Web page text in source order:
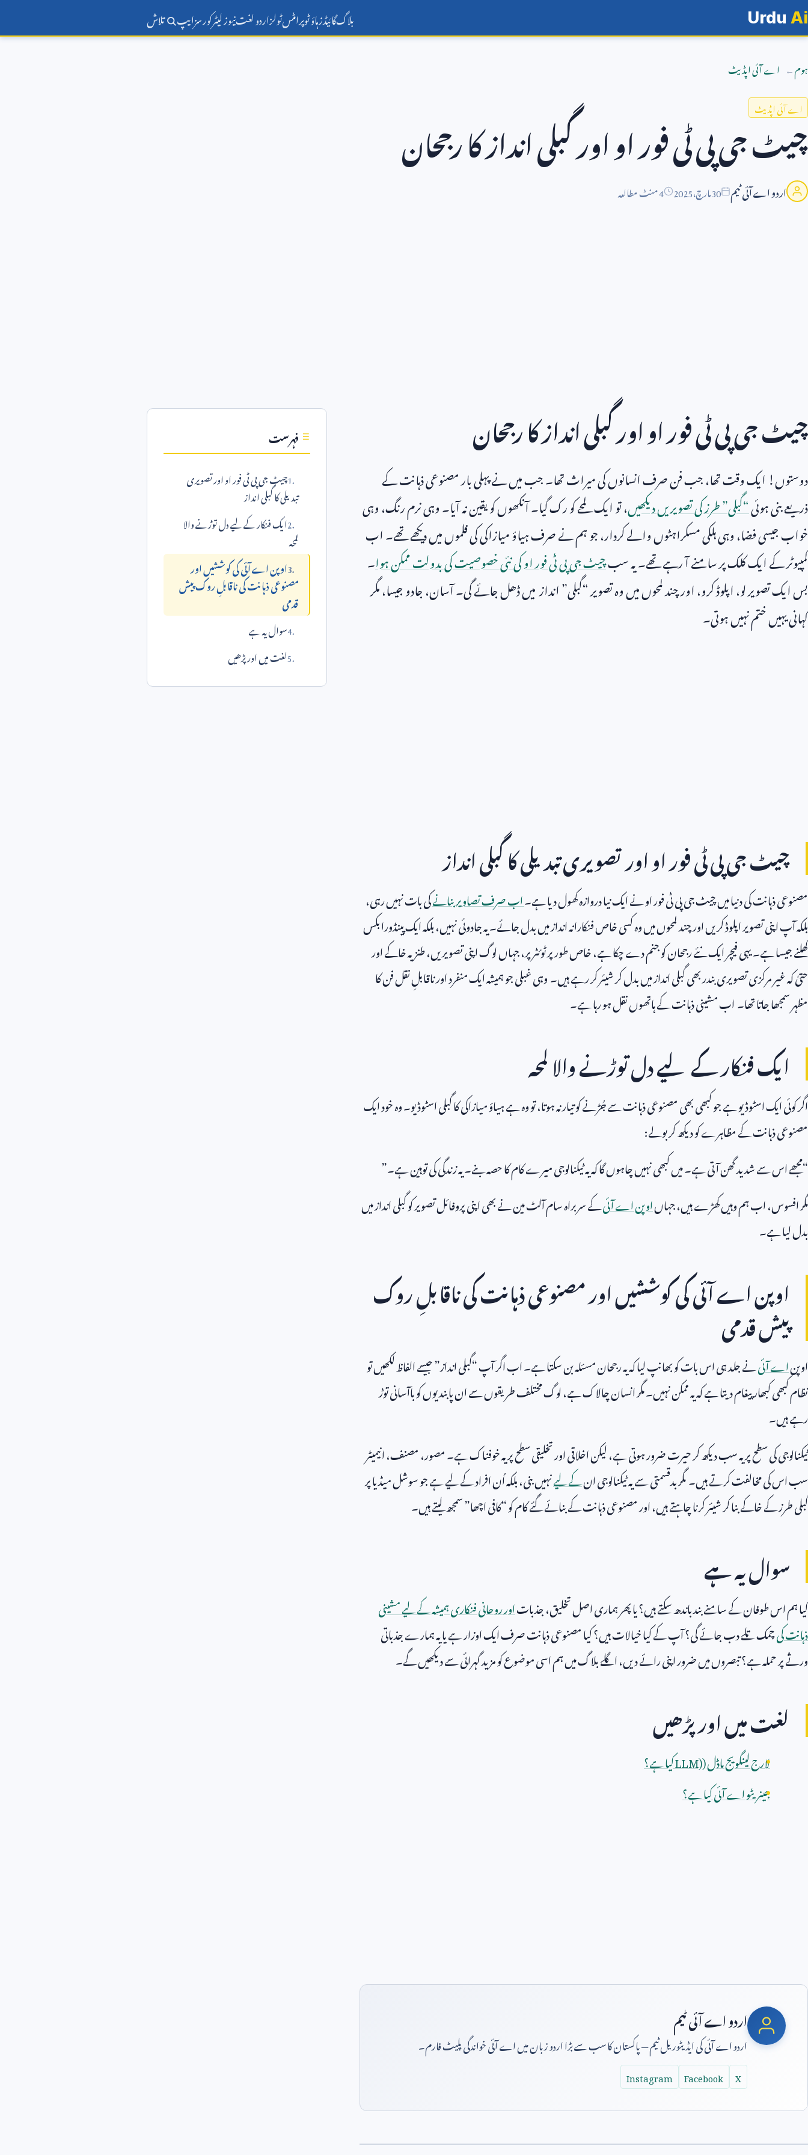
Urdu Ai بلاگگائیڈزہاؤ ٹوپرامٹسٹولزاردو لغتنیوز لیٹرکورسزایپ تلاش
ہوم اے آئی اپڈیٹ
اے آئی اپڈیٹ
چیٹ جی پی ٹی فور او اور گبلی انداز کا رجحان
اردو اے آئی ٹیم 30مارچ،2025 4 منٹ مطالعہ
چیٹ جی پی ٹی فور او اور گبلی انداز کا رجحان
دوستوں! ایک وقت تھا، جب فن صرف انسانوں کی میراث تھا۔ جب میں نے پہلی بار مصنوعی ذہانت کے
ذریعے بنی ہوئی“گبلی” طرز کی تصویریں دیکھیں، تو ایک لمحے کو رک گیا۔ آنکھوں کو یقین نہ آیا۔ وہی نرم رنگ، وہی
خواب جیسی فضا، وہی ہلکی مسکراہٹوں والے کردار، جو ہم نے صرف ہیاؤ میازاکی کی فلموں میں دیکھے تھے۔ اب
کمپیوٹر کے ایک کلک پر سامنے آ رہے تھے۔ یہ سبچیٹ جی پی ٹی فور او کی نئی خصوصیت کی بدولت ممکن ہوا۔
بس ایک تصویر لو، اپلوڈ کرو، اور چند لمحوں میں وہ تصویر “گبلی” انداز میں ڈھل جائے گی۔ آسان، جادو جیسا، مگر
کہانی یہیں ختم نہیں ہوتی۔
چیٹ جی پی ٹی فور او اور تصویری تبدیلی کا گبلی انداز
مصنوعی ذہانت کی دنیا میں چیٹ جی پی ٹی فور او نے ایک نیا دروازہ کھول دیا ہے۔اب صرف تصاویر بنانےکی بات نہیں رہی،
بلکہ آپ اپنی تصویر اپلوڈ کریں اور چند لمحوں میں وہ کسی خاص فنکارانہ انداز میں بدل جائے۔ یہ جادوئی نہیں، بلکہ ایک پینڈورا بکس
کھلنے جیسا ہے۔ یہی فیچر ایک نئے رجحان کو جنم دے چکا ہے، خاص طور پر ٹوئٹر پر، جہاں لوگ اپنی تصویریں، طنزیہ خاکے اور
حتیٰ کہ غیر مرکزی تصویری بندر بھی گبلی انداز میں بدل کر شیئر کر رہے ہیں۔ وہی غبلی جو ہمیشہ ایک منفرد اور ناقابلِ نقل فن کا
مظہر سمجھا جاتا تھا۔ اب مشینی ذہانت کے ہاتھوں نقل ہو رہا ہے۔
ایک فنکار کے لیے دل توڑنے والا لمحہ
اگر کوئی ایک اسٹوڈیو ہے جو کبھی بھی مصنوعی ذہانت سے جُڑنے کو تیار نہ ہوتا، تو وہ ہے ہیاؤ میازاکی کا گبلی اسٹوڈیو۔ وہ خود ایک
مصنوعی ذہانت کے مظاہرے کو دیکھ کر بولے:
“مجھے اس سے شدید گھن آتی ہے۔ میں کبھی نہیں چاہوں گا کہ یہ ٹیکنالوجی میرے کام کا حصہ بنے۔ یہ زندگی کی توہین ہے۔”
مگر افسوس، اب ہم وہیں کھڑے ہیں، جہاںاوپن اے آئیکے سربراہ سام آلٹ مین نے بھی اپنی پروفائل تصویر کو گبلی انداز میں
بدل لیا ہے۔
اوپن اے آئی کی کوششیں اور مصنوعی ذہانت کی ناقابلِ روک
پیش قدمی
اوپناے آئینے جلد ہی اس بات کو بھانپ لیا کہ یہ رجحان مسئلہ بن سکتا ہے۔ اب اگر آپ “گبلی انداز” جیسے الفاظ لکھیں تو
نظام کبھی کبھار پیغام دیتا ہے کہ یہ ممکن نہیں۔ مگر انسان چالاک ہے، لوگ مختلف طریقوں سے ان پابندیوں کو باآسانی توڑ
رہے ہیں۔
ٹیکنالوجی کی سطح پر یہ سب دیکھ کر حیرت ضرور ہوتی ہے، لیکن اخلاقی اور تخلیقی سطح پر یہ خوفناک ہے۔ مصور، مصنف، انیمیٹر
سب اس کی مخالفت کرتے ہیں۔ مگر بدقسمتی سے یہ ٹیکنالوجی انکے لیےنہیں بنی، بلکہ اُن افراد کے لیے ہے جو سوشل میڈیا پر
گبلی طرز کے خاکے بنا کر شیئر کرنا چاہتے ہیں، اور مصنوعی ذہانت کے بنائے گئے کام کو “کافی اچھا” سمجھ لیتے ہیں۔
سوال یہ ہے
کیا ہم اس طوفان کے سامنے بند باندھ سکتے ہیں؟ یا پھر ہماری اصل تخلیق، جذباتاور روحانی فنکاری ہمیشہ کے لیے مشینی
ذہانت کیچمک تلے دب جائے گی؟ آپ کے کیا خیالات ہیں؟ کیا مصنوعی ذہانت صرف ایک اوزار ہے یا یہ ہمارے جذباتی
ورثے پر حملہ ہے؟ تبصروں میں ضرور اپنی رائے دیں، اگلے بلاگ میں ہم اسی موضوع کو مزید گہرائی سے دیکھیں گے۔
لغت میں اور پڑھیں
لارج لینگویج ماڈل (LLM)کیا ہے؟
جینریٹو اے آئی کیا ہے؟
اردو اے آئی ٹیم
اردو اے آئی کی ایڈیٹوریل ٹیم — پاکستان کا سب سے بڑا اردو زبان میں اے آئی خواندگی پلیٹ فارم۔
X
Facebook
Instagram
فہرست
چیٹ جی پی ٹی فور او اور تصویری
تبدیلی کا گبلی انداز
ایک فنکار کے لیے دل توڑنے والا
لمحہ
اوپن اے آئی کی کوششیں اور
مصنوعی ذہانت کی ناقابلِ روک پیش
قدمی
سوال یہ ہے
لغت میں اور پڑھیں